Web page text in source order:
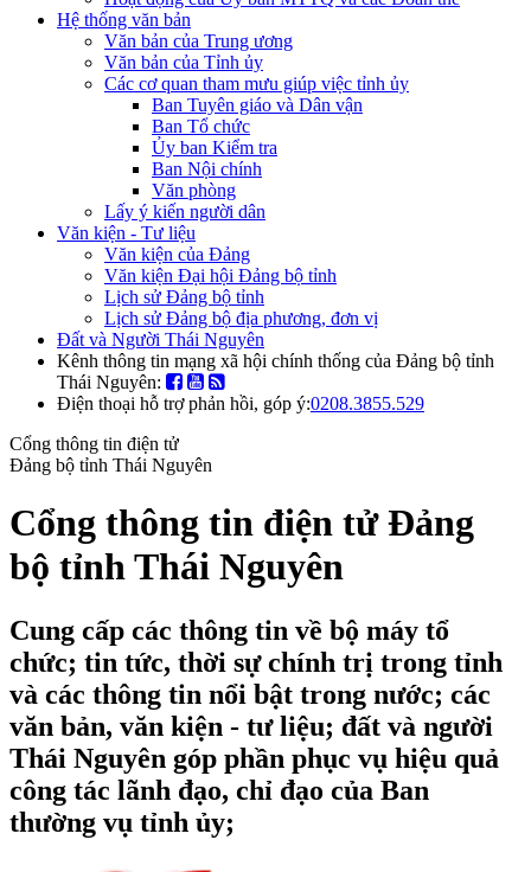
Hệ thống văn bản
Văn bản của Trung ương
Văn bản của Tỉnh ủy
Các cơ quan tham mưu giúp việc tỉnh ủy
Ban Tuyên giáo và Dân vận
Ban Tổ chức
Ủy ban Kiểm tra
Ban Nội chính
Văn phòng
Lấy ý kiến người dân
Văn kiện - Tư liệu
Văn kiện của Đảng
Văn kiện Đại hội Đảng bộ tỉnh
Lịch sử Đảng bộ tỉnh
Lịch sử Đảng bộ địa phương, đơn vị
Đất và Người Thái Nguyên
Kênh thông tin mạng xã hội chính thống của Đảng bộ tỉnh
Thái Nguyên:
Điện thoại hỗ trợ phản hồi, góp ý:0208.3855.529
Cổng thông tin điện tử
Đảng bộ tỉnh Thái Nguyên
Cổng thông tin điện tử Đảng
bộ tỉnh Thái Nguyên
Cung cấp các thông tin về bộ máy tổ
chức; tin tức, thời sự chính trị trong tỉnh
và các thông tin nổi bật trong nước; các
văn bản, văn kiện - tư liệu; đất và người
Thái Nguyên góp phần phục vụ hiệu quả
công tác lãnh đạo, chỉ đạo của Ban
thường vụ tỉnh ủy;